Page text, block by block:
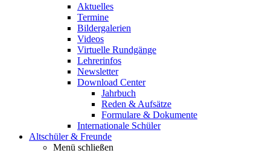
Aktuelles
Termine
Bildergalerien
Videos
Virtuelle Rundgänge
Lehrerinfos
Newsletter
Download Center
Jahrbuch
Reden & Aufsätze
Formulare & Dokumente
Internationale Schüler
Altschüler & Freunde
Menü schließen